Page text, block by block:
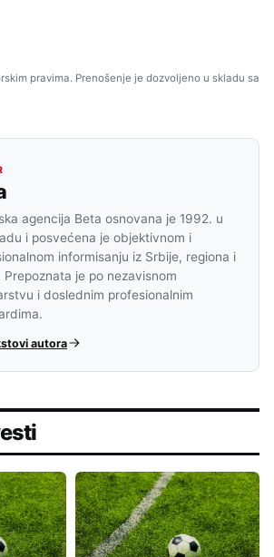
pravima. Prenošenje je dozvoljeno u skladu sa
agencija Beta osnovana je 1992. u
i posvećena je objektivnom i
informisanju iz Srbije, regiona i
Prepoznata je po nezavisnom
i doslednim profesionalnim
autora